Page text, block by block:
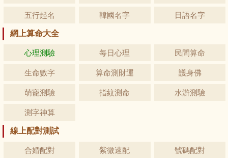
五行起名 韓國名字 日語名字
網上算命大全
心理測驗 每日心理 民間算命
生命數字 算命測財運 護身佛
萌寵測驗 指紋測命 水滸測驗
測字神算
線上配對測試
合婚配對 紫微速配 號碼配對